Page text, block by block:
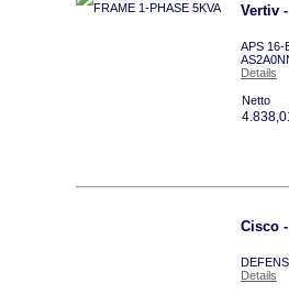
Vertiv
APS 16-
Details
Netto
Cisco
Details